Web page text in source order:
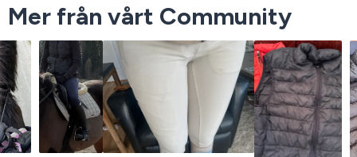
Mer från vårt Community